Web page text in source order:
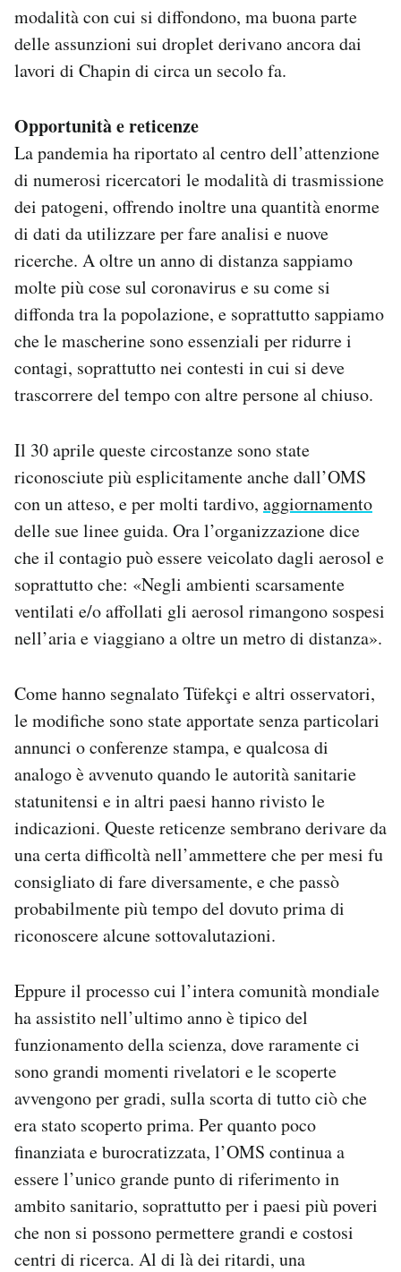
modalità con cui si diffondono, ma buona parte
delle assunzioni sui droplet derivano ancora dai
lavori di Chapin di circa un secolo fa.
Opportunità e reticenze
La pandemia ha riportato al centro dell’attenzione
di numerosi ricercatori le modalità di trasmissione
dei patogeni, offrendo inoltre una quantità enorme
di dati da utilizzare per fare analisi e nuove
ricerche. A oltre un anno di distanza sappiamo
molte più cose sul coronavirus e su come si
diffonda tra la popolazione, e soprattutto sappiamo
che le mascherine sono essenziali per ridurre i
contagi, soprattutto nei contesti in cui si deve
trascorrere del tempo con altre persone al chiuso.
Il 30 aprile queste circostanze sono state
riconosciute più esplicitamente anche dall’OMS
con un atteso, e per molti tardivo, aggiornamento
delle sue linee guida. Ora l’organizzazione dice
che il contagio può essere veicolato dagli aerosol e
soprattutto che: «Negli ambienti scarsamente
ventilati e/o affollati gli aerosol rimangono sospesi
nell’aria e viaggiano a oltre un metro di distanza».
Come hanno segnalato Tüfekçi e altri osservatori,
le modifiche sono state apportate senza particolari
annunci o conferenze stampa, e qualcosa di
analogo è avvenuto quando le autorità sanitarie
statunitensi e in altri paesi hanno rivisto le
indicazioni. Queste reticenze sembrano derivare da
una certa difficoltà nell’ammettere che per mesi fu
consigliato di fare diversamente, e che passò
probabilmente più tempo del dovuto prima di
riconoscere alcune sottovalutazioni.
Eppure il processo cui l’intera comunità mondiale
ha assistito nell’ultimo anno è tipico del
funzionamento della scienza, dove raramente ci
sono grandi momenti rivelatori e le scoperte
avvengono per gradi, sulla scorta di tutto ciò che
era stato scoperto prima. Per quanto poco
finanziata e burocratizzata, l’OMS continua a
essere l’unico grande punto di riferimento in
ambito sanitario, soprattutto per i paesi più poveri
che non si possono permettere grandi e costosi
centri di ricerca. Al di là dei ritardi, una